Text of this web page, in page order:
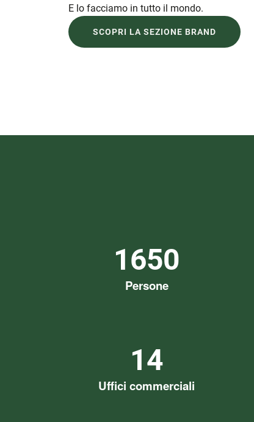
E lo facciamo in tutto il mondo.
SCOPRI LA SEZIONE BRAND
1650
Persone
14
Uffici commerciali